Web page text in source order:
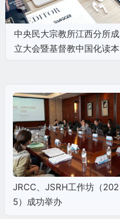
中央民大宗教所江西分所成
立大会暨基督教中国化读本
JRCC、JSRH工作坊（202
5）成功举办